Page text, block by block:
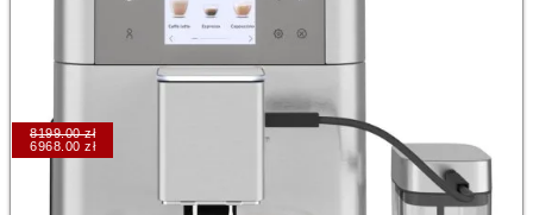
8199.00 zł
6968.00 zł